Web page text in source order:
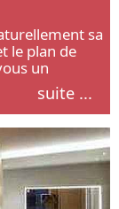
sa
le plan de
un
cuisiner, de
suite ...